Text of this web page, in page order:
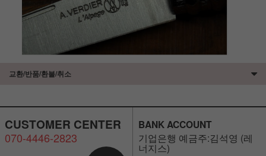
교환/반품/환불/취소
CUSTOMER CENTER
070-4446-2823
BANK ACCOUNT
기업은행 예금주:김석영 (레
너지스)